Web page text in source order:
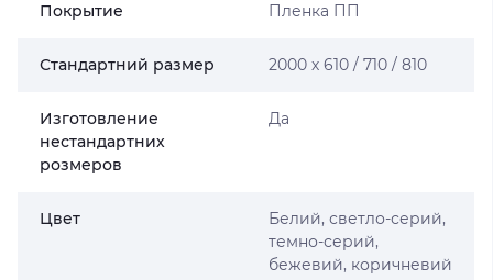
Покрытие Пленка ПП
Стандартний размер 2000 х 610 / 710 / 810
Изготовление
нестандартних
розмеров
Да
Цвет
Белий, светло-серий,
темно-серий,
бежевий, коричневий